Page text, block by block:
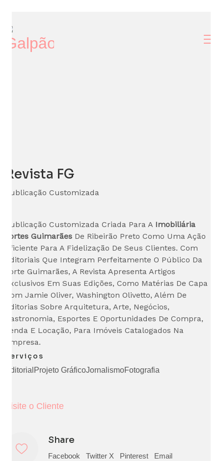
Revista FG
Publicação Customizada
Publicação Customizada Criada Para A Imobiliária
Fortes Guimarães De Ribeirão Preto Como Uma Ação
Eficiente Para A Fidelização De Seus Clientes. Com
Editoriais Que Integram Perfeitamente O Público Da
Forte Guimarães, A Revista Apresenta Artigos
Exclusivos Em Suas Edições, Como Matérias De Capa
Com Jamie Oliver, Washington Olivetto, Além De
Editorias Sobre Arquitetura, Arte, Negócios,
Gastronomia, Esportes E Oportunidades De Compra,
Venda E Locação, Para Imóveis Catalogados Na
Empresa.
Serviços
Editorial Projeto GráficoJornalismoFotografia
Visite o Cliente
Share
Facebook Twitter X Pinterest Email